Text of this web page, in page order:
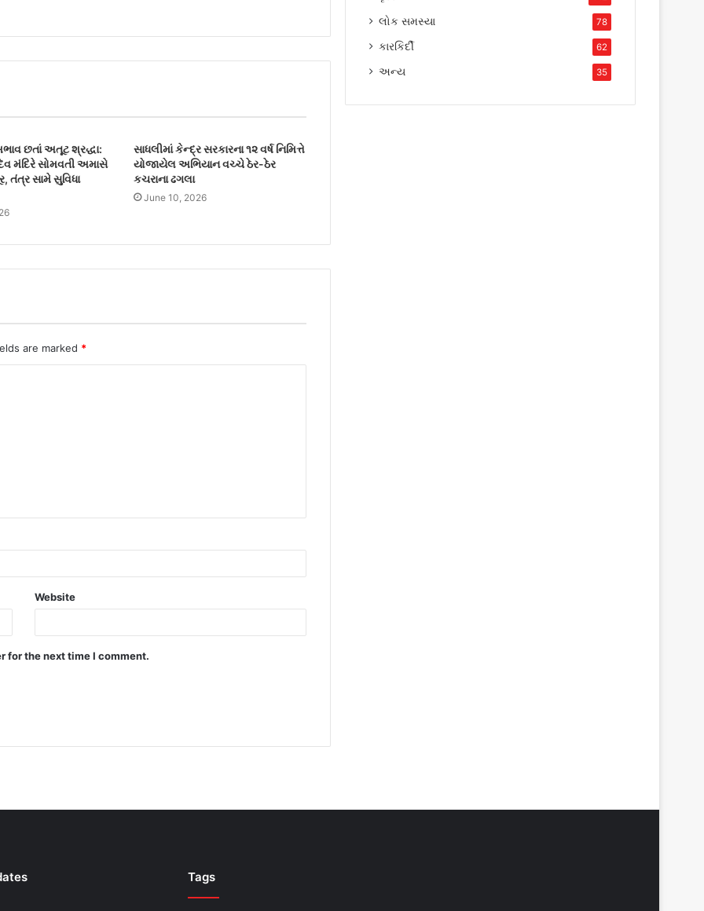
છતાં અતૂટ શ્રદ્ધા:
મંદિરે સોમવતી અમાસે
તંત્ર સામે સુવિધા
સાધલીમાં કેન્દ્ર સરકારના ૧૨ વર્ષ નિમિત્તે
યોજાયેલ અભિયાન વચ્ચે ઠેર-ઠેર
કચરાના ઢગલા
June 10, 2026
are marked *
Website
for the next time I comment.
લોક સમસ્યા 78
કારકિર્દી 62
અન્ય 35
Tags